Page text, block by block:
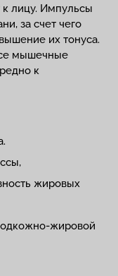
лицу. Импульсы
за счет чего
их тонуса.
мышечные
к
жировых
жировой